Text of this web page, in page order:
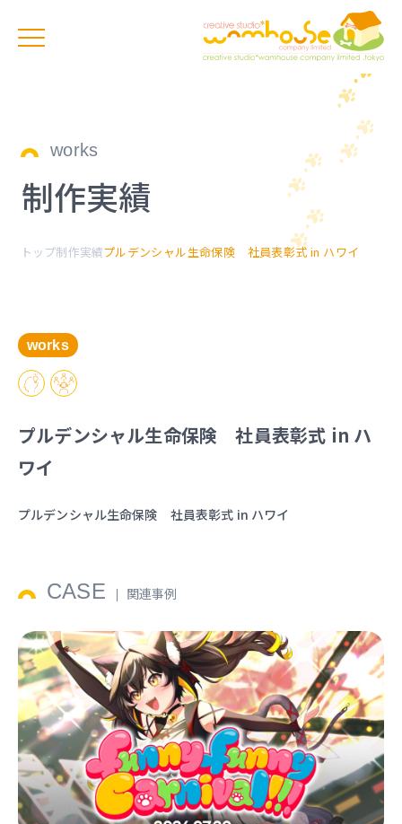
works
制作実績
トップ制作実績プルデンシャル生命保険 社員表彰式 in ハワイ
works
プルデンシャル生命保険 社員表彰式 in ハ
ワイ
プルデンシャル生命保険 社員表彰式 in ハワイ
CASE 関連事例